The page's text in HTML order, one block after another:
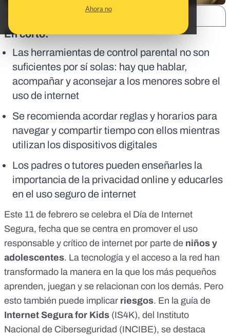
Ahora no
En corto:
Las herramientas de control parental no son
suficientes por sí solas: hay que hablar,
acompañar y aconsejar a los menores sobre el
uso de internet
Se recomienda acordar reglas y horarios para
navegar y compartir tiempo con ellos mientras
utilizan los dispositivos digitales
Los padres o tutores pueden enseñarles la
importancia de la privacidad online y educarles
en el uso seguro de internet
Este 11 de febrero se celebra el Día de Internet
Segura, fecha que se centra en promover el uso
responsable y crítico de internet por parte de niños y
adolescentes. La tecnología y el acceso a la red han
transformado la manera en la que los más pequeños
aprenden, juegan y se relacionan con los demás. Pero
esto también puede implicar riesgos. En la guía de
Internet Segura for Kids (IS4K), del Instituto
Nacional de Ciberseguridad (INCIBE), se destaca